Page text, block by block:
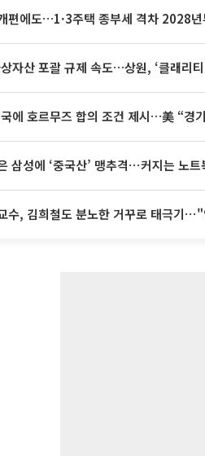
편에도…1·3주택 종부세 격차 2028년
자산 포괄 규제 속도…상원, ‘클래리
에 호르무즈 합의 조건 제시…美 “경
삼성에 ‘중국산’ 맹추격⋯커지는 노
수, 김희철도 분노한 거꾸로 태극기